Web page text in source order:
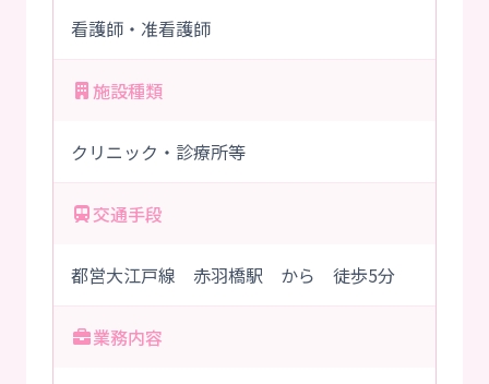
看護師・准看護師
施設種類
クリニック・診療所等
交通手段
都営大江戸線 赤羽橋駅 から 徒歩5分
業務内容